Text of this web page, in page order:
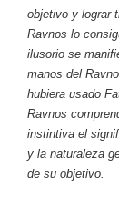
objetivo y lograr
Ravnos lo
ilusorio se
manos del
hubiera usado
Ravnos
instintiva el
y la naturaleza
de su objetivo.